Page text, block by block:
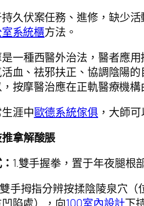
久伏案任務、進修，缺少
系統櫃方法。
一種西醫外治法，醫者應
血、祛邪扶正、協調陰陽
按摩醫治應在正軌醫療機
涯中歐德系統傢俱 ，大師
拿解酸脹
1.雙手握拳，置于年夜腿根
手拇指分辨按揉陰陵泉穴